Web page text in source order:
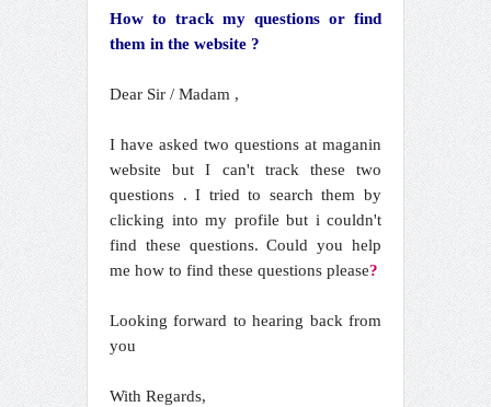
How to track my questions or find
them in the website ?
Dear Sir / Madam ,
I have asked two questions at maganin
website but I can't track these two
questions . I tried to search them by
clicking into my profile but i couldn't
find these questions. Could you help
me how to find these questions please?
Looking forward to hearing back from
you
With Regards,